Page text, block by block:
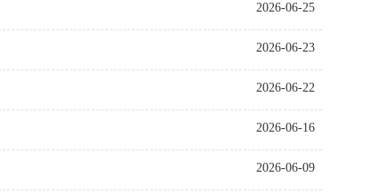
2026-06-25
2026-06-23
2026-06-22
2026-06-16
2026-06-09